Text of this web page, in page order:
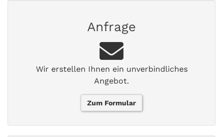
Anfrage
Wir erstellen Ihnen ein unverbindliches
Angebot.
Zum Formular